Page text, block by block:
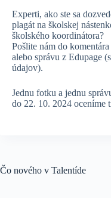
Experti, ako ste sa
plagát na školskej
školského koordinátora?
Pošlite nám do komentára
alebo správu z Edupage
údajov).
Jednu fotku a jednu
do 22. 10. 2024 oceníme
Čo nového v Talentíde